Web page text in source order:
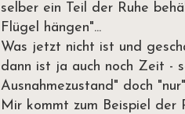
selber ein Teil der Ruhe
Flügel hängen"...
Was jetzt nicht ist und
dann ist ja auch noch Zeit -
Ausnahmezustand" doch
Mir kommt zum Beispiel der